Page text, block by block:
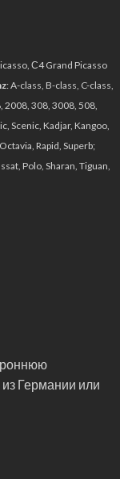
С4 Grand Picasso
: A-class, B-class, C-class,
2008, 308, 3008, 508,
Scenic, Kadjar, Kangoo,
Rapid, Superb;
Polo, Sharan, Tiguan,
Германии или